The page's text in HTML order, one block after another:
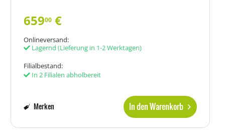
65900 €
Onlineversand:
Lagernd (Lieferung in 1-2 Werktagen)
Filialbestand:
In 2 Filialen abholbereit
In den Warenkorb
Merken